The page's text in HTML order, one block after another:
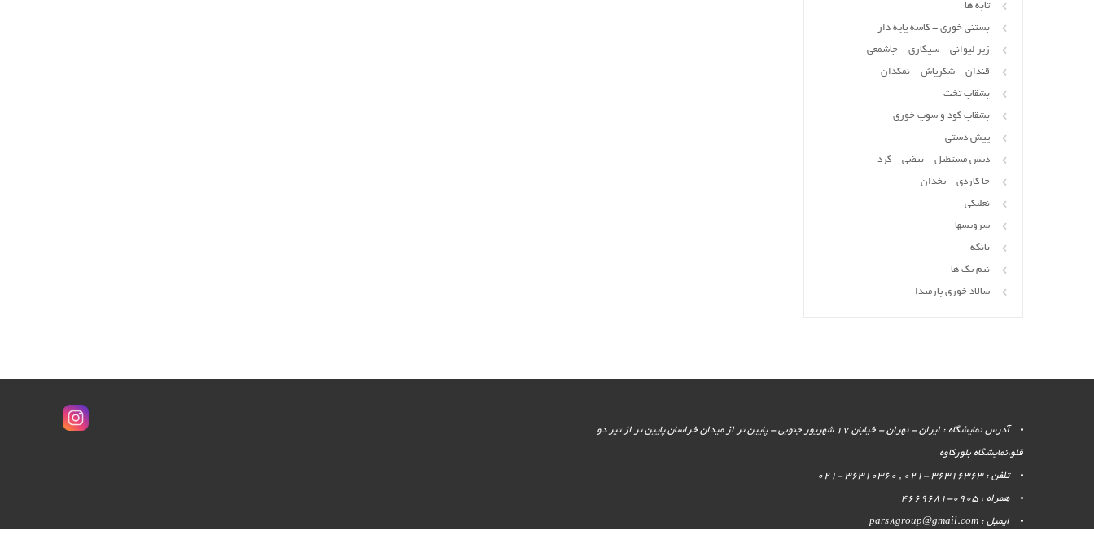
تابه ها
بستنی خوری - کاسه پایه دار
زیر لیوانی - سیگاری - جاشمعی
قندان - شکرپاش - نمکدان
بشقاب تخت
بشقاب گود و سوپ خوری
پیش دستی
دیس مستطیل - بیضی - گرد
جا کاردی - یخدان
نعلبکی
سرویسها
بانکه
نیم یک ها
سالاد خوری پارمیدا
آدرس نمایشگاه : ایران - تهران - خیابان 17 شهریور جنوبی - پایین تر از میدان خراسان پایین تر از تیر دو
قلو،نمایشگاه بلورکاوه
تلفن : 36316363 -021 , 36310360 -021
همراه : 0905-4669681
ایمیل : pars8group@gmail.com